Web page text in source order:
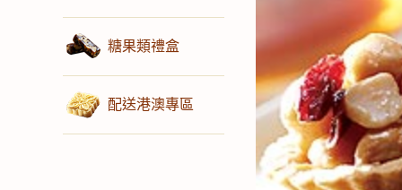
糖果類禮盒
配送港澳專區